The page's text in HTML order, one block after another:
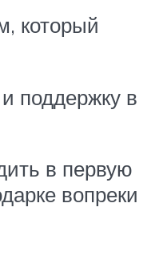
который
поддержку в
в первую
вопреки